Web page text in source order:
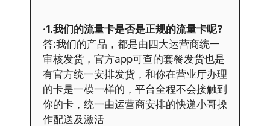
·1.我们的流量卡是否是正规的流量卡呢?
答:我们的产品，都是由四大运营商统一
审核发货，官方app可查的套餐发货也是
有官方统一安排发货，和你在营业厅办理
的卡是一模一样的，平台全程不会接触到
你的卡，统一由运营商安排的快递小哥操
作配送及激活